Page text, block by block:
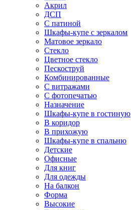
Акрил
ДСП
С патиной
Шкафы-купе с зеркалом
Матовое зеркало
Стекло
Цветное стекло
Пескоструй
Комбинированные
С витражами
С фотопечатью
Назначение
Шкафы-купе в гостиную
В коридор
В прихожую
Шкафы-купе в спальню
Детские
Офисные
Для книг
Для одежды
На балкон
Форма
Высокие